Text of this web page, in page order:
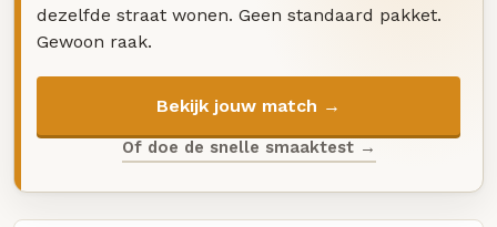
dezelfde straat wonen. Geen standaard pakket.
Gewoon raak.
Bekijk jouw match →
Of doe de snelle smaaktest →